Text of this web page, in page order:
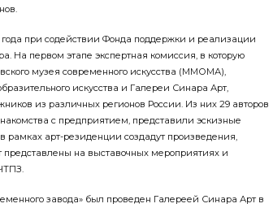
года при содействии Фонда поддержки и реализации
На первом этапе экспертная комиссия, в которую
музея современного искусства (ММОМА),
искусства и Галереи Синара Арт,
из различных регионов России. Из них 29 авторов
с предприятием, представили эскизные
рамках арт-резиденции создадут произведения,
на выставочных мероприятиях и
завода» был проведен Галереей Синара Арт в